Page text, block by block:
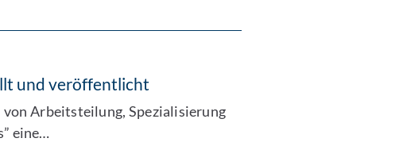
und veröffentlicht
Arbeitsteilung, Spezialisierung
eine…